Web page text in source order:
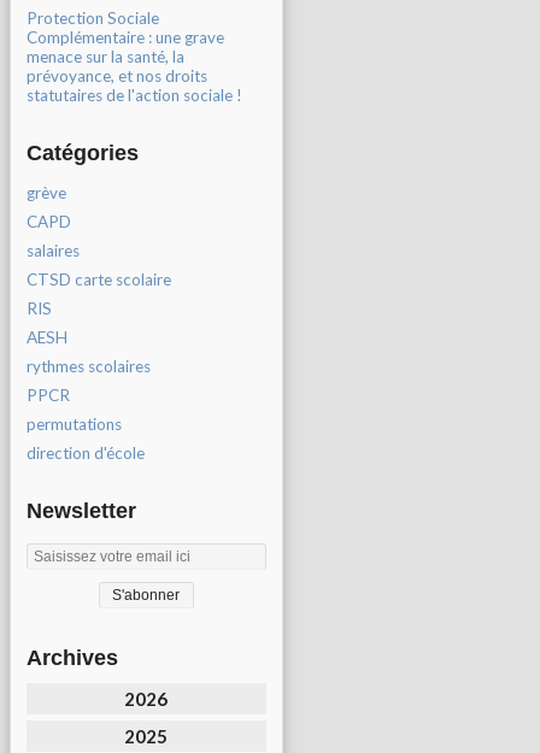
Protection Sociale
Complémentaire : une grave
menace sur la santé, la
prévoyance, et nos droits
statutaires de l'action sociale !
Catégories
grève
CAPD
salaires
CTSD carte scolaire
RIS
AESH
rythmes scolaires
PPCR
permutations
direction d'école
Newsletter
Archives
2026
2025